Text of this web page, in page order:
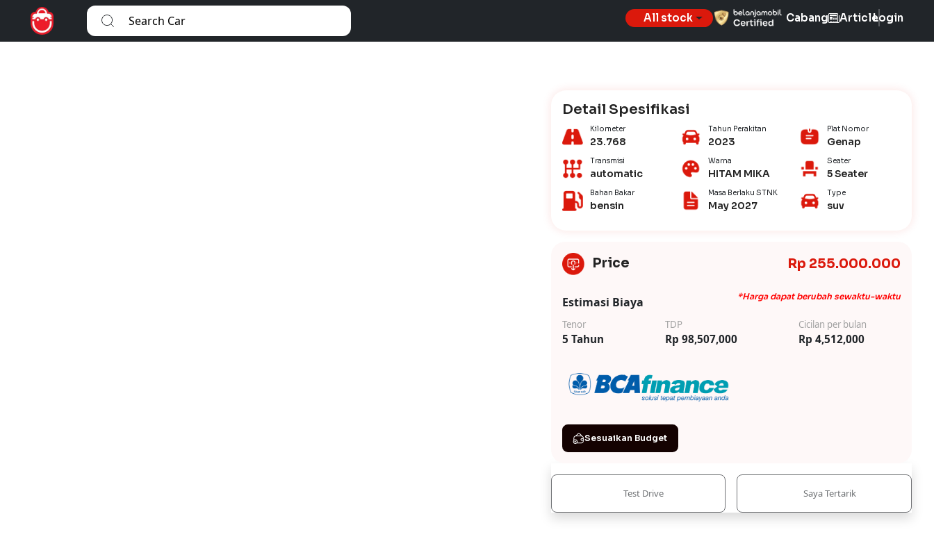
All stock Cabang ArticleLogin
Detail Spesifikasi
Kilometer
23.768
Tahun Perakitan
2023
Plat Nomor
Genap
Transmisi
automatic
Warna
HITAM MIKA
Seater
5 Seater
Bahan Bakar
bensin
Masa Berlaku STNK
May 2027
Type
suv
Price Rp 255.000.000
Estimasi Biaya *Harga dapat berubah sewaktu-waktu
Tenor
5 Tahun
TDP
Rp 98,507,000
Cicilan per bulan
Rp 4,512,000
Sesuaikan Budget
Test Drive Saya Tertarik